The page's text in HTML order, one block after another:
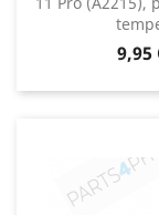
9,95